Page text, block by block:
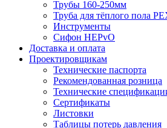
Трубы 160-250мм
Труба для тёплого пола
Инструменты
Сифон HEPvO
Доставка и оплата
Проектировщикам
Технические паспорта
Рекомендованная розница
Технические
Сертификаты
Листовки
Таблицы потерь давления